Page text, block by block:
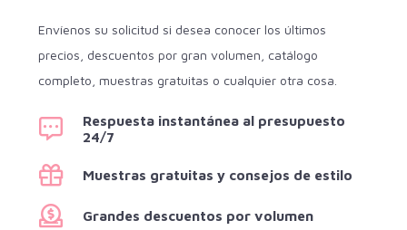
Envíenos su solicitud si desea conocer los últimos
precios, descuentos por gran volumen, catálogo
completo, muestras gratuitas o cualquier otra cosa.
Respuesta instantánea al presupuesto
24/7
Muestras gratuitas y consejos de estilo
Grandes descuentos por volumen